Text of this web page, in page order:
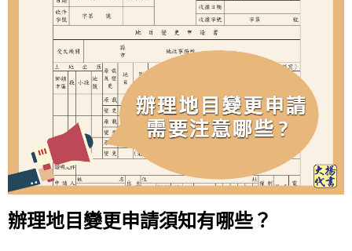
辦理地目變更申請須知有哪些？